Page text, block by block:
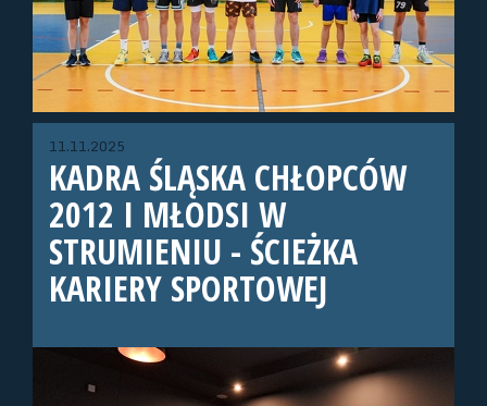
11.11.2025
KADRA ŚLĄSKA CHŁOPCÓW
2012 I MŁODSI W
STRUMIENIU - ŚCIEŻKA
KARIERY SPORTOWEJ